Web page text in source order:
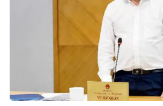
Điều khoản sử dụng Theo dõi MST:
Cơ quan chủ quản: Bộ Khoa học và
Chịu trách nhiệm nội dung: Nguyễn Thị
Giám đốc Trung tâm Truyền thông
Liên hệ